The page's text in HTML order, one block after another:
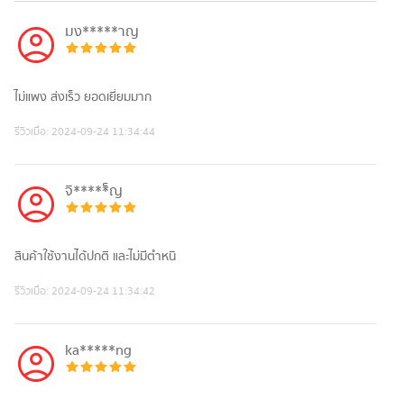
มง*****าญ
ไม่แพง ส่งเร็ว ยอดเยี่ยมมาก
รีวิวเมื่อ: 2024-09-24 11:34:44
จิ*****็ญ
สินค้าใช้งานได้ปกติ และไม่มีตำหนิ
รีวิวเมื่อ: 2024-09-24 11:34:42
ka*****ng